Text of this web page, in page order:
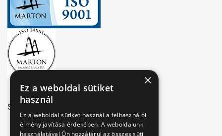
Széchenyi 2020
×
Ez a weboldal sütiket
használ
Ez a weboldal sütiket használ a felhasználói
élmény javítása érdekében. A weboldalunk
használatával Ön hozzájárul az összes süti